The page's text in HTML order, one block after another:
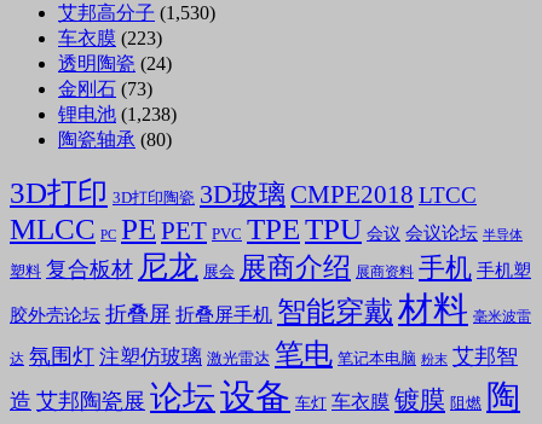
艾邦高分子 (1,530)
车衣膜 (223)
透明陶瓷 (24)
金刚石 (73)
锂电池 (1,238)
陶瓷轴承 (80)
3D打印 3D打印陶瓷 3D玻璃 CMPE2018 LTCC
MLCC PC PE PET PVC TPETPU 会议 会议论坛 半导体
塑料 复合板材 尼龙 展会 展商介绍 展商资料 手机 手机塑
胶外壳论坛 折叠屏 折叠屏手机 智能穿戴材料 毫米波雷
达 氛围灯 注塑仿玻璃 激光雷达 笔电 笔记本电脑 粉末 艾邦智
造 艾邦陶瓷展 论坛设备 车灯 车衣膜 镀膜 阻燃 陶